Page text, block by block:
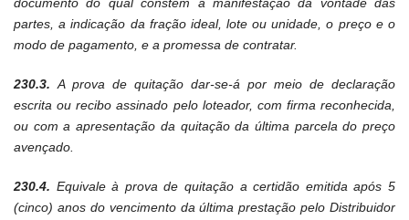
partes, a indicação da fração ideal, lote ou unidade, o preço e o
modo de pagamento, e a promessa de contratar.
230.3. A prova de quitação dar-se-á por meio de declaração
escrita ou recibo assinado pelo loteador, com firma reconhecida,
ou com a apresentação da quitação da última parcela do preço
avençado.
230.4. Equivale à prova de quitação a certidão emitida após 5
(cinco) anos do vencimento da última prestação pelo Distribuidor